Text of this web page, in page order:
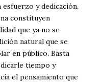
y dedicación.
constituyen
que ya no se
natural que se
en público. Basta
tiempo y
el pensamiento que